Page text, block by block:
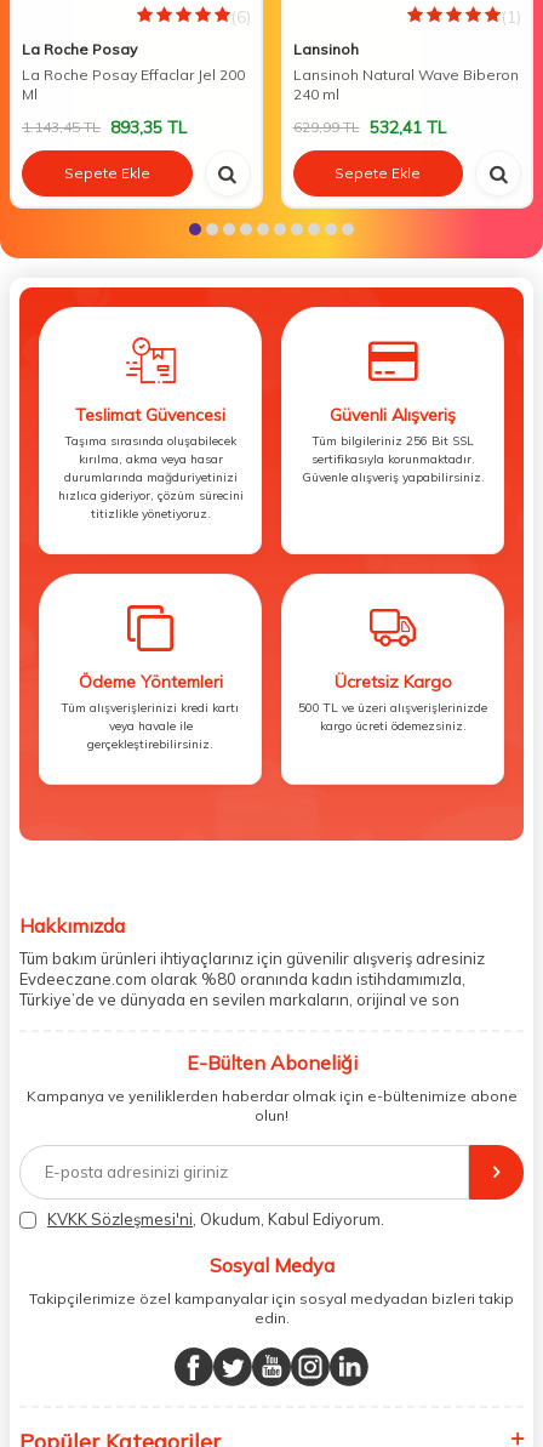
(6)
La Roche Posay
La Roche Posay Effaclar Jel 200
Ml
1.143,45TL 893,35 TL
Sepete Ekle
(1)
Lansinoh
Lansinoh Natural Wave Biberon
240 ml
629,99TL 532,41TL
Sepete Ekle
Teslimat Güvencesi
Taşıma sırasında oluşabilecek
kırılma, akma veya hasar
durumlarında mağduriyetinizi
hızlıca gideriyor, çözüm sürecini
titizlikle yönetiyoruz.
Güvenli Alışveriş
Tüm bilgileriniz 256 Bit SSL
sertifikasıyla korunmaktadır.
Güvenle alışveriş yapabilirsiniz.
Ödeme Yöntemleri
Tüm alışverişlerinizi kredi kartı
veya havale ile
gerçekleştirebilirsiniz.
Ücretsiz Kargo
500 TL ve üzeri alışverişlerinizde
kargo ücreti ödemezsiniz.
Hakkımızda
Tüm bakım ürünleri ihtiyaçlarınız için güvenilir alışveriş adresiniz
Evdeeczane.com olarak %80 oranında kadın istihdamımızla,
Türkiye’de ve dünyada en sevilen markaların, orijinal ve son
paketliyoruz. Herhangi bir durumdan dolayı olumsuz olarak geri
müşteri temsilcilerimiz aracılığı ile gerekli tüm desteği sağlıyoruz.
2017 yılından bugüne, yüzlerce marka ve binlerce ürün seçeneğini
doğrudan markalardan ya da markaların yetkili Türkiye
distribütörlerinden faturalı olarak tedarik ediyor ve müşterilerimize
aynı şekilde faturalı ve orijinal ambalajlarda gönderim sağlıyoruz.
Paketleme sürecinde geri dönüştürülebilir malzemeler kullanarak
atık oranımızı en aza indiriyor ve daha yaşanabilir bir dünya
E-Bülten Aboneliği
Kampanya ve yeniliklerden haberdar olmak için e-bültenimize abone
olun!
KVKK Sözleşmesi'ni , Okudum, Kabul Ediyorum.
Sosyal Medya
Takipçilerimize özel kampanyalar için sosyal medyadan bizleri takip
edin.
Popüler Kategoriler